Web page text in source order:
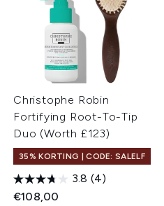
Christophe Robin
Fortifying Root-To-Tip
Duo (Worth £123)
35% KORTING | CODE: SALELF
3.8 (4)
€108,00